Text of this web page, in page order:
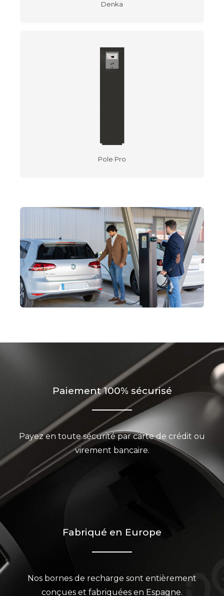
Denka
Pole Pro
Paiement 100% sécurisé
Payez en toute sécurité par carte de crédit ou
virement bancaire.
Fabriqué en Europe
Nos bornes de recharge sont entièrement
conçues et fabriquées en Espagne.